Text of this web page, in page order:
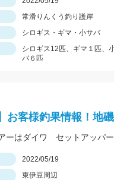
常滑りんくう釣り護岸
シロギス・ギマ・小サバ
シロギス12匹、ギマ１匹、
バ６匹
お客様釣果情報！地
2022/05/19
東伊豆周辺